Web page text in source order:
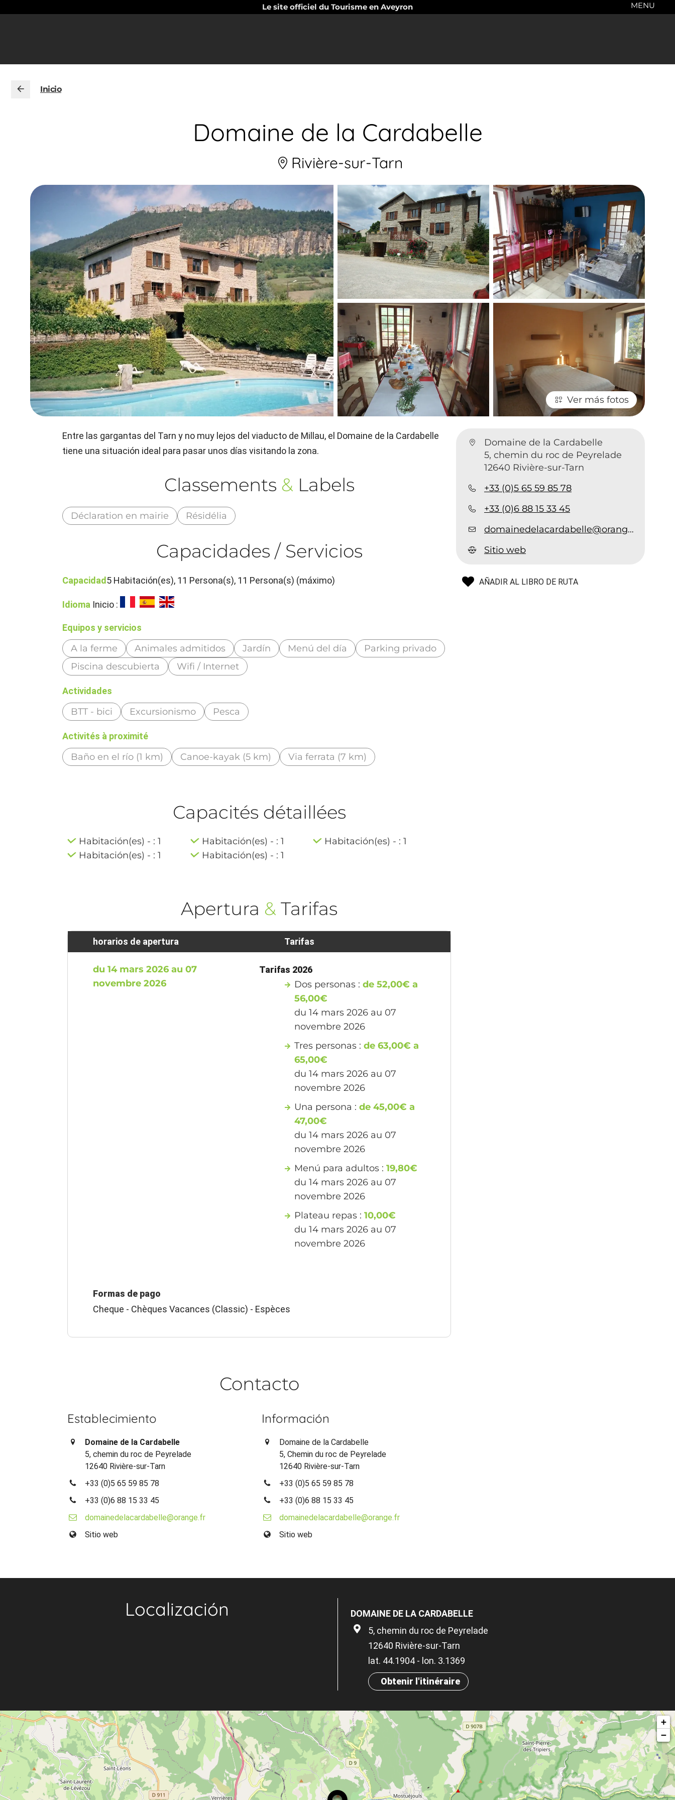
Le site officiel du Tourisme en Aveyron MENU
Inicio
Domaine de la Cardabelle
Rivière-sur-Tarn
Ver más fotos
Domaine de la Cardabelle
5, chemin du roc de Peyrelade
12640 Rivière-sur-Tarn
+33 (0)5 65 59 85 78
+33 (0)6 88 15 33 45
domainedelacardabelle@orange.fr
Sitio web
AÑADIR AL LIBRO DE RUTA
Entre las gargantas del Tarn y no muy lejos del viaducto de Millau, el Domaine de la Cardabelle
tiene una situación ideal para pasar unos días visitando la zona.
Classements & Labels
Déclaration en mairie Résidélia
Capacidades / Servicios
Capacidad 5 Habitación(es), 11 Persona(s), 11 Persona(s) (máximo)
Idioma Inicio :
Equipos y servicios
A la ferme Animales admitidos Jardín Menú del día
Parking privado
Piscina descubierta
Wifi / Internet
Actividades
BTT - bici Excursionismo Pesca
Activités à proximité
Baño en el río (1 km) Canoe-kayak (5 km) Via ferrata (7 km)
Capacités détaillées
Habitación(es) - : 1 Habitación(es) - : 1
Habitación(es) - : 1
Habitación(es) - : 1
Habitación(es) - : 1
Apertura & Tarifas
horarios de apertura
du 14 mars 2026 au 07
novembre 2026
Tarifas
Tarifas 2026
Dos personas :de 52,00€ a
56,00€
du 14 mars 2026 au 07
novembre 2026
Tres personas :de 63,00€ a
65,00€
du 14 mars 2026 au 07
novembre 2026
Una persona :de 45,00€ a
47,00€
du 14 mars 2026 au 07
novembre 2026
Menú para adultos :19,80€
du 14 mars 2026 au 07
novembre 2026
Plateau repas :10,00€
du 14 mars 2026 au 07
novembre 2026
Formas de pago
Cheque - Chèques Vacances (Classic) - Espèces
Contacto
Establecimiento
Domaine de la Cardabelle
5, chemin du roc de Peyrelade
12640 Rivière-sur-Tarn
+33 (0)5 65 59 85 78
+33 (0)6 88 15 33 45
domainedelacardabelle@orange.fr
Sitio web
Información
Domaine de la Cardabelle
5, Chemin du roc de Peyrelade
12640 Rivière-sur-Tarn
+33 (0)5 65 59 85 78
+33 (0)6 88 15 33 45
domainedelacardabelle@orange.fr
Sitio web
Localización
DOMAINE DE LA CARDABELLE
5, chemin du roc de Peyrelade
12640 Rivière-sur-Tarn
lat. 44.1904 - lon. 3.1369
Obtenir l'itinéraire
+
−